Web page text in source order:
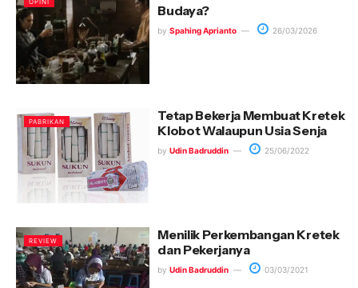
OPINI
Budaya?
by Spahing Aprianto 26/03/2026
PABRIKAN
Tetap Bekerja Membuat Kretek
Klobot Walaupun Usia Senja
by Udin Badruddin 25/06/2022
REVIEW
Menilik Perkembangan Kretek
dan Pekerjanya
by Udin Badruddin 03/03/2021